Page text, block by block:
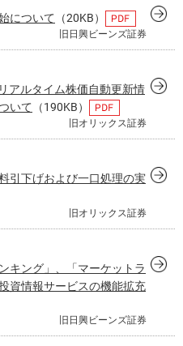
について （20KB）
旧日興ビーンズ証券
アルタイム株価自動更新情
いて （190KB）
旧オリックス証券
引下げおよび一口処理の実
旧オリックス証券
キング」、「マーケットラ
資情報サービスの機能拡充
旧日興ビーンズ証券